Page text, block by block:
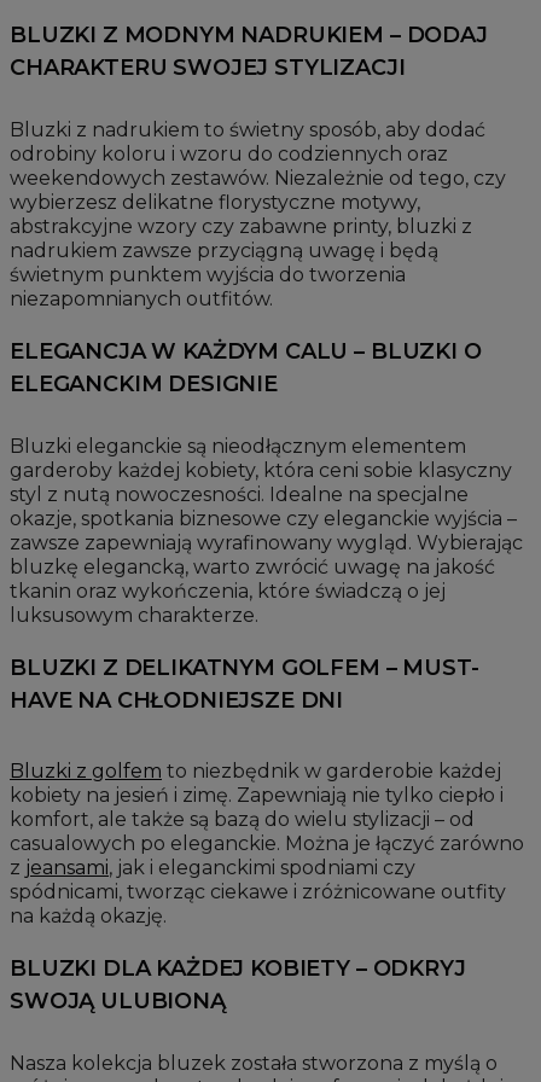
BLUZKI Z MODNYM NADRUKIEM – DODAJ
CHARAKTERU SWOJEJ STYLIZACJI
Bluzki z nadrukiem to świetny sposób, aby dodać
odrobiny koloru i wzoru do codziennych oraz
weekendowych zestawów. Niezależnie od tego, czy
wybierzesz delikatne florystyczne motywy,
abstrakcyjne wzory czy zabawne printy, bluzki z
nadrukiem zawsze przyciągną uwagę i będą
świetnym punktem wyjścia do tworzenia
niezapomnianych outfitów.
ELEGANCJA W KAŻDYM CALU – BLUZKI O
ELEGANCKIM DESIGNIE
Bluzki eleganckie są nieodłącznym elementem
garderoby każdej kobiety, która ceni sobie klasyczny
styl z nutą nowoczesności. Idealne na specjalne
okazje, spotkania biznesowe czy eleganckie wyjścia –
zawsze zapewniają wyrafinowany wygląd. Wybierając
bluzkę elegancką, warto zwrócić uwagę na jakość
tkanin oraz wykończenia, które świadczą o jej
luksusowym charakterze.
BLUZKI Z DELIKATNYM GOLFEM – MUST-
HAVE NA CHŁODNIEJSZE DNI
Bluzki z golfem to niezbędnik w garderobie każdej
kobiety na jesień i zimę. Zapewniają nie tylko ciepło i
komfort, ale także są bazą do wielu stylizacji – od
casualowych po eleganckie. Można je łączyć zarówno
z jeansami, jak i eleganckimi spodniami czy
spódnicami, tworząc ciekawe i zróżnicowane outfity
na każdą okazję.
BLUZKI DLA KAŻDEJ KOBIETY – ODKRYJ
SWOJĄ ULUBIONĄ
Nasza kolekcja bluzek została stworzona z myślą o